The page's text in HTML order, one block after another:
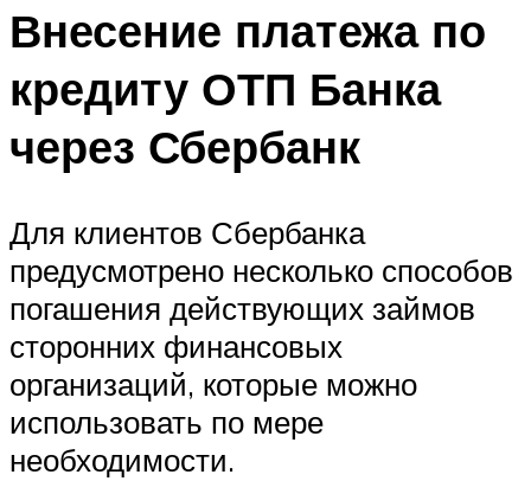
Внесение платежа по
кредиту ОТП Банка
через Сбербанк
Для клиентов Сбербанка
предусмотрено несколько способов
погашения действующих займов
сторонних финансовых
организаций, которые можно
использовать по мере
необходимости.